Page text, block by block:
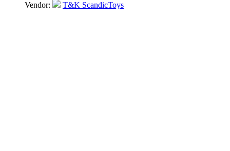
Vendor:
T&K ScandicToys